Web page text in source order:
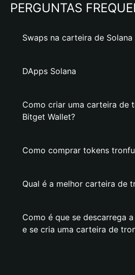
PERGUNTAS
Swaps na carteira de Solana
DApps Solana
Como criar uma carteira de
Bitget Wallet?
Como comprar tokens
Qual é a melhor carteira de
Como é que se descarrega
e se cria uma carteira de